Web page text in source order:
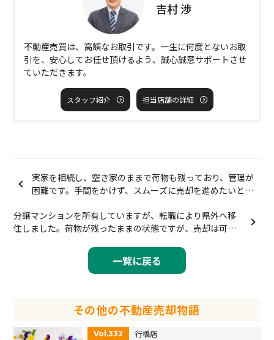
吉村 渉
不動産売買は、高額なお取引です。一生に何度とないお取
引を、安心してお任せ頂けるよう、誠心誠意サポートさせ
ていただきます。
スタッフ紹介 担当店舗の詳細
実家を相続し、空き家のままで荷物も残っており、管理が
困難です。手間をかけず、スムーズに売却を進めたいと思
一覧に戻る
分譲マンションを所有していますが、転職により県外へ移
住しました。荷物が残ったままの状態ですが、売却は可能
その他の不動産売却物語
Vol.332 行橋店